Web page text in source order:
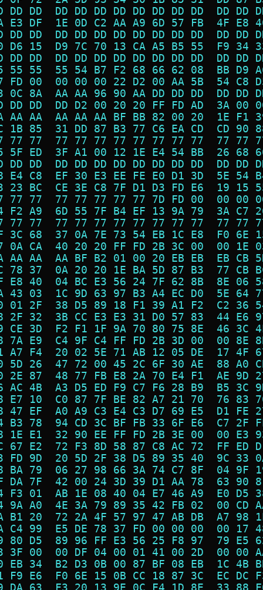
DD DD  DD DD DD DD DD DD DD DD  DD
E3 DF  1E 0D C2 AA A9 6D 57 FB  4F
DD DD  DD DD DD DD DD DD DD DD  DD
D6 15  D9 7C 70 13 CA A5 B5 55  F9
DD DD  DD DD DD DD DD DD DD DD  DD
55 55  55 54 B7 F2 68 66 62 08  BB
FD 00  00 00 00 22 D2 00 AA 5B  54
0C 8A  AA AA 96 90 AA DD DD DD  DD
DD DD  DD D2 00 20 20 FF FD AD  3A
AA AA  AA AA AA BF BB 82 00 20  1E
1B 85  31 DD 87 B3 77 C6 EA CD  CD
77 77  77 77 77 77 77 77 77 77  77
5F ED  3F A1 00 12 1E E4 54 BB  26
DD DD  DD DD DD DD DD DD DD DD  DD
E4 C8  EF 30 E3 EE FE E0 D1 3D  5E
23 BC  CE 3E C8 7F D1 D3 FD E6  19
77 77  77 77 77 77 77 7D FD 00  00
F2 A9  6D 55 7F B4 EF 13 9A 79  3A
77 77  77 77 77 77 77 77 77 77  77
3C 68  37 0A 7E 73 54 EB 1C E8  F0
0A CA  40 20 20 FF FD 2B 3C 00  00
AA AA  AA BF B2 01 00 20 EB EB  EB
78 37  0A 20 20 1E BA 5D 87 B3  77
E8 40  04 BC E3 56 24 7F 62 8B  8E
43 03  1C 9D 63 97 B3 A4 EC D0  5E
01 2F  38 D5 89 18 F1 39 A1 F2  C2
2F 32  3B CC E3 E3 31 D0 57 83  44
CE 3D  F2 F1 1F 9A 70 80 75 8E  46
7A E9  C4 9F C4 FF FD 2B 3D 00  00
A7 F4  20 02 5E 71 AB 12 05 DE  17
5D 26  47 72 00 45 2C 6F 30 AE  88
2E 87  48 77 FB E8 2A 70 E4 F1  AE
AC 4B  A3 D5 ED F9 C7 F6 28 B9  B5
E7 10  C0 87 7F BE 82 A7 21 70  76
47 EF  A0 A9 C3 E4 C3 D7 69 E5  D1
B3 78  94 CD 3C BF FB 33 6F E6  C7
1E E1  32 90 EE FF FD 2B 3E 00  00
67 E2  72 F3 8D 58 87 C8 AC 72  FF
FD 9D  20 5D 2F 38 D5 89 35 40  9C
BA 79  06 27 98 66 3A 74 C7 8F  04
DA 7F  42 00 24 3D 39 D1 AA 78  63
F3 01  AB 1E 08 40 04 E7 46 A9  E0
9A A0  4E 3A 79 89 35 42 FB 02  00
B1 20  72 2A 4F 57 97 47 AB DB  A7
C4 99  E5 DE 78 37 FD 00 00 00  00
80 D5  89 96 FF E3 56 25 F8 97  79
3F 00  00 DF 04 00 01 41 00 2D  00
EB 34  B2 D3 0B 00 87 BF 08 EB  1C
F9 E6  F0 6E 15 0B CC 18 87 3C  EC
DA 63  F3 20 13 9E 0C F4 1D 8E  33